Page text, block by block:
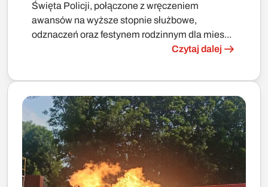
Święta Policji, połączone z wręczeniem
awansów na wyższe stopnie służbowe,
odznaczeń oraz festynem rodzinnym dla mies...
Czytaj dalej